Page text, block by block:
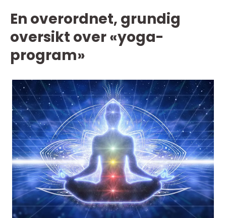
En overordnet, grundig
oversikt over «yoga-
program»